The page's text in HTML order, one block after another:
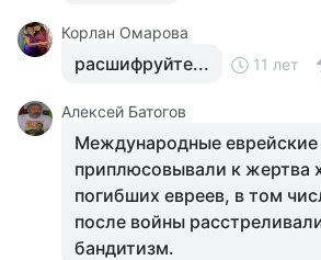
Корлан Омарова
расшифруйте... 11 лет
Алексей Батогов
Международные еврейские
приплюсовывали к жертва
погибших евреев, в том
после войны
бандитизм.